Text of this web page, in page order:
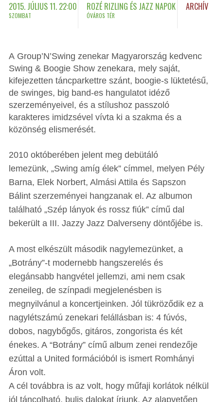
2015. JÚLIUS 11. 22:00
SZOMBAT
ROZÉ RIZLING ÉS JAZZ NAPOK
ÓVÁROS TÉR
ARCHÍV
A Group’N’Swing zenekar Magyarország kedvenc
Swing & Boogie Show zenekara, mely saját,
kifejezetten táncparkettre szánt, boogie-s lüktetésű,
de swinges, big band-es hangulatot idéző
szerzeményeivel, és a stílushoz passzoló
karakteres imidzsével vívta ki a szakma és a
közönség elismerését.
2010 októberében jelent meg debütáló
lemezünk, „Swing amíg élek” címmel, melyen Pély
Barna, Elek Norbert, Almási Attila és Sapszon
Bálint szerzeményei hangzanak el. Az albumon
található „Szép lányok és rossz fiúk” című dal
bekerült a III. Jazzy Jazz Dalverseny döntőjébe is.
A most elkészült második nagylemezünket, a
„Botrány”-t modernebb hangszerelés és
elegánsabb hangvétel jellemzi, ami nem csak
zeneileg, de színpadi megjelenésben is
megnyilvánul a koncertjeinken. Jól tükröződik ez a
nagylétszámú zenekari felállásban is: 4 fúvós,
dobos, nagybőgős, gitáros, zongorista és két
énekes. A “Botrány” című album zenei rendezője
ezúttal a United formációból is ismert Romhányi
Áron volt.
A cél továbbra is az volt, hogy műfaji korlátok nélkül
jól táncolható, bulis dalokat írjunk. Az alapvetően